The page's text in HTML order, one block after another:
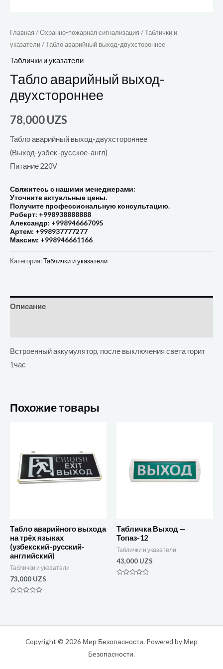
Главная /Охранно-пожарная сигнализация /Таблички и
указатели/ Табло аварийный выход-двухстороннее
Таблички и указатели
Табло аварийный выход-
двухстороннее
78,000UZS
Табло аварийный выход-двухстороннее
(Выход-узбек-русское-англ)
Питание 220V
Свяжитесь с нашими менеджерами:
Уточните актуальные цены.
Получите профессиональную консультацию.
Роберт: +998938888888
Александр: +998946667095
Артем: +998937777277
Максим: +998946661166
Категория:Таблички и указатели
Описание
Встроенный аккумулятор, после выключения света горит
1час
Похожие товары
Табло аварийного выхода
на трёх языках
(узбекский-русский-
английский)
Таблички и указатели
73,000 UZS
Табличка Выход —
Топаз-12
Таблички и указатели
43,000 UZS
Copyright © 2026 Мир Безопасности. Powered by Мир
Безопасности.